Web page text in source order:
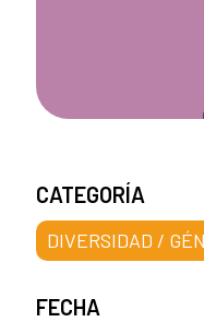
CATEGORÍA
DIVERSIDAD /
FECHA